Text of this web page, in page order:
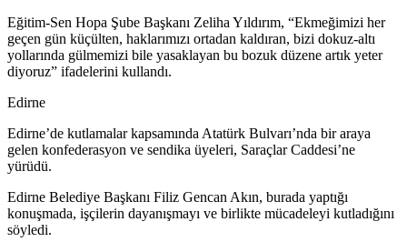
Eğitim-Sen Hopa Şube Başkanı Zeliha Yıldırım, “Ekmeğimizi her
geçen gün küçülten, haklarımızı ortadan kaldıran, bizi dokuz-altı
yollarında gülmemizi bile yasaklayan bu bozuk düzene artık yeter
diyoruz” ifadelerini kullandı.
Edirne
Edirne’de kutlamalar kapsamında Atatürk Bulvarı’nda bir araya
gelen konfederasyon ve sendika üyeleri, Saraçlar Caddesi’ne
yürüdü.
Edirne Belediye Başkanı Filiz Gencan Akın, burada yaptığı
konuşmada, işçilerin dayanışmayı ve birlikte mücadeleyi kutladığını
söyledi.